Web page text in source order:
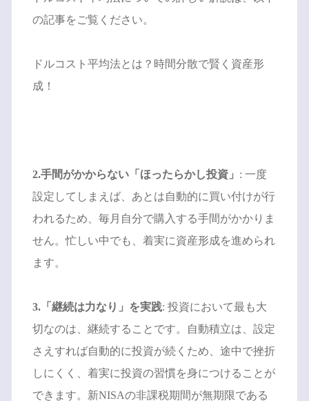
の記事をご覧ください。
ドルコスト平均法とは？時間分散で賢く資産形
成！
2.手間がかからない「ほったらかし投資」 : 一度
設定してしまえば、あとは自動的に買い付けが行
われるため、毎月自分で購入する手間がかかりま
せん。忙しい中でも、着実に資産形成を進められ
ます。
3.「継続は力なり」を実践: 投資において最も大
切なのは、継続することです。自動積立は、設定
さえすれば自動的に投資が続くため、途中で挫折
しにくく、着実に投資の習慣を身につけることが
できます。新NISAの非課税期間が無期限である